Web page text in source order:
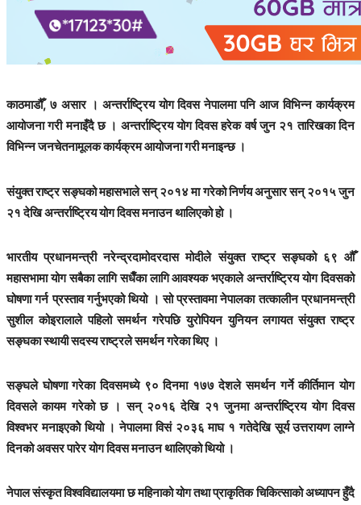
काठमाडौँ, ७ असार । अन्तर्राष्ट्रिय योग दिवस नेपालमा पनि आज विभिन्न कार्यक्रम
आयोजना गरी मनाइँदै छ । अन्तर्राष्ट्रिय योग दिवस हरेक वर्ष जुन २१ तारिखका दिन
विभिन्न जनचेतनामूलक कार्यक्रम आयोजना गरी मनाइन्छ ।
संयुक्त राष्ट्र सङ्घको महासभाले सन् २०१४ मा गरेको निर्णय अनुसार सन् २०१५ जुन
२१ देखि अन्तर्राष्ट्रिय योग दिवस मनाउन थालिएको हो ।
भारतीय प्रधानमन्त्री नरेन्द्रदामोदरदास मोदीले संयुक्त राष्ट्र सङ्घको ६९ औँ
महासभामा योग सबैका लागि सधैँका लागि आवश्यक भएकाले अन्तर्राष्ट्रिय योग दिवसको
घोषणा गर्न प्रस्ताव गर्नुभएको थियो । सो प्रस्तावमा नेपालका तत्कालीन प्रधानमन्त्री
सुशील कोइरालाले पहिलो समर्थन गरेपछि युरोपियन युनियन लगायत संयुक्त राष्ट्र
सङ्घका स्थायी सदस्य राष्ट्रले समर्थन गरेका थिए ।
सङ्घले घोषणा गरेका दिवसमध्ये ९० दिनमा १७७ देशले समर्थन गर्ने कीर्तिमान योग
दिवसले कायम गरेको छ । सन् २०१६ देखि २१ जुनमा अन्तर्राष्ट्रिय योग दिवस
विश्वभर मनाइएकोे थियो । नेपालमा विसं २०३६ माघ १ गतेदेखि सूर्य उत्तरायण लाग्ने
दिनको अवसर पारेर योग दिवस मनाउन थालिएको थियो ।
नेपाल संस्कृत विश्वविद्यालयमा छ महिनाको योग तथा प्राकृतिक चिकित्साको अध्यापन हुँदै